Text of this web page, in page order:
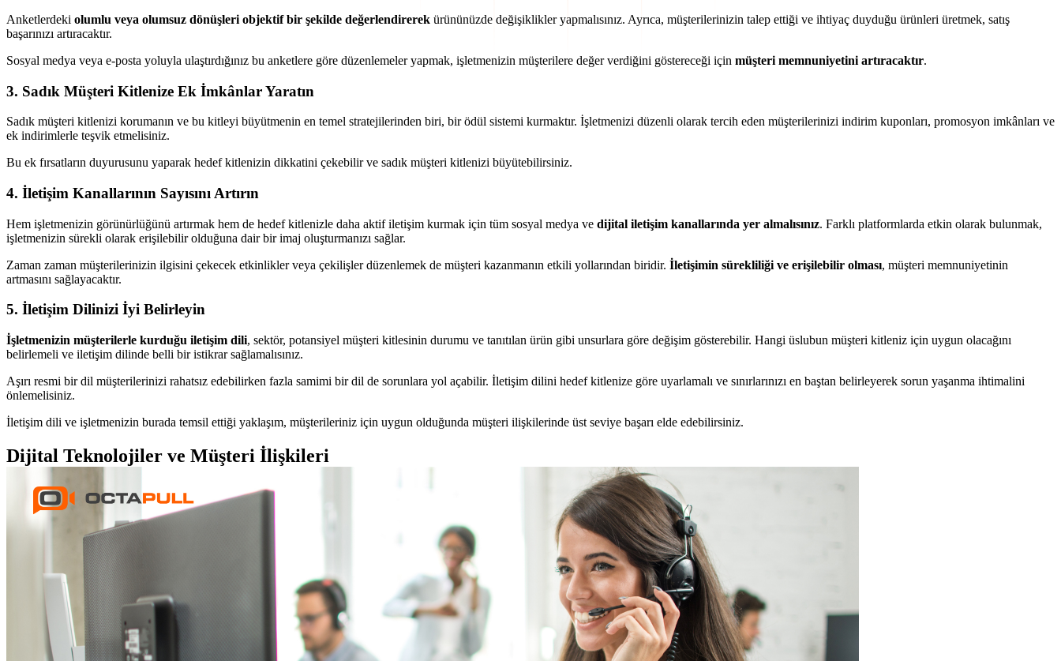
Anketlerdeki olumlu veya olumsuz dönüşleri objektif bir şekilde değerlendirerek ürününüzde değişiklikler yapmalısınız. Ayrıca, müşterilerinizin talep ettiği ve ihtiyaç duyduğu ürünleri üretmek, satış
başarınızı artıracaktır.
Sosyal medya veya e-posta yoluyla ulaştırdığınız bu anketlere göre düzenlemeler yapmak, işletmenizin müşterilere değer verdiğini göstereceği için müşteri memnuniyetini artıracaktır.
3. Sadık Müşteri Kitlenize Ek İmkânlar Yaratın
Sadık müşteri kitlenizi korumanın ve bu kitleyi büyütmenin en temel stratejilerinden biri, bir ödül sistemi kurmaktır. İşletmenizi düzenli olarak tercih eden müşterilerinizi indirim kuponları, promosyon imkânları ve
ek indirimlerle teşvik etmelisiniz.
Bu ek fırsatların duyurusunu yaparak hedef kitlenizin dikkatini çekebilir ve sadık müşteri kitlenizi büyütebilirsiniz.
4. İletişim Kanallarının Sayısını Artırın
Hem işletmenizin görünürlüğünü artırmak hem de hedef kitlenizle daha aktif iletişim kurmak için tüm sosyal medya ve dijital iletişim kanallarında yer almalısınız. Farklı platformlarda etkin olarak bulunmak,
işletmenizin sürekli olarak erişilebilir olduğuna dair bir imaj oluşturmanızı sağlar.
Zaman zaman müşterilerinizin ilgisini çekecek etkinlikler veya çekilişler düzenlemek de müşteri kazanmanın etkili yollarından biridir. İletişimin sürekliliği ve erişilebilir olması, müşteri memnuniyetinin
artmasını sağlayacaktır.
5. İletişim Dilinizi İyi Belirleyin
İşletmenizin müşterilerle kurduğu iletişim dili, sektör, potansiyel müşteri kitlesinin durumu ve tanıtılan ürün gibi unsurlara göre değişim gösterebilir. Hangi üslubun müşteri kitleniz için uygun olacağını
belirlemeli ve iletişim dilinde belli bir istikrar sağlamalısınız.
Aşırı resmi bir dil müşterilerinizi rahatsız edebilirken fazla samimi bir dil de sorunlara yol açabilir. İletişim dilini hedef kitlenize göre uyarlamalı ve sınırlarınızı en baştan belirleyerek sorun yaşanma ihtimalini
önlemelisiniz.
İletişim dili ve işletmenizin burada temsil ettiği yaklaşım, müşterileriniz için uygun olduğunda müşteri ilişkilerinde üst seviye başarı elde edebilirsiniz.
Dijital Teknolojiler ve Müşteri İlişkileri